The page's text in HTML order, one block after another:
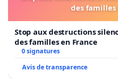
des familles
Stop aux destructions
des familles en France
0 signatures
Avis de transparence